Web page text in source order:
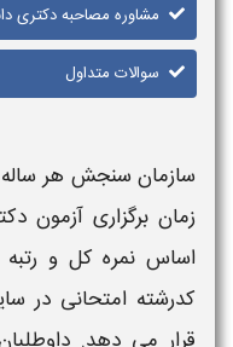
مشاوره مصاحبه دکتری
سوالات متداول
سازمان سنجش هر ساله
زمان برگزاریآزمون
اساس نمره کل و رتبه